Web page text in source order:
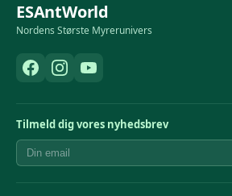
ESAntWorld
Nordens Største Myrerunivers
Tilmeld dig vores nyhedsbrev